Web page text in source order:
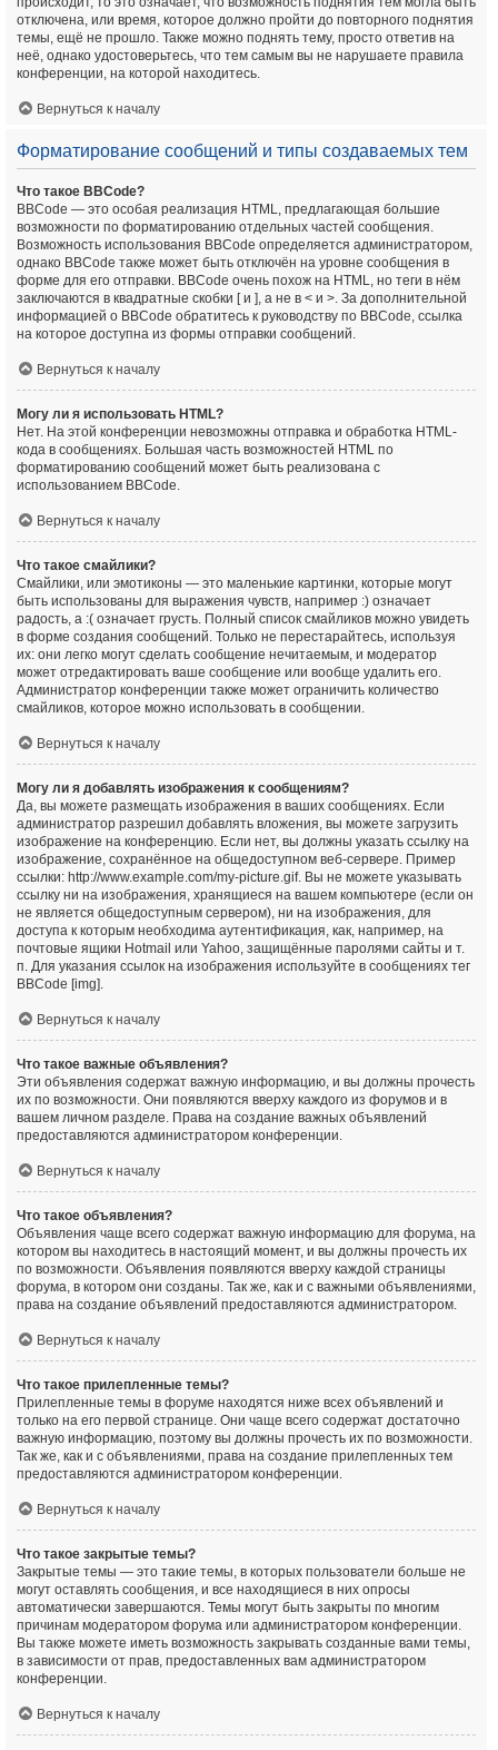
отключена, или время, которое должно пройти до повторного поднятия
темы, ещё не прошло. Также можно поднять тему, просто ответив на
неё, однако удостоверьтесь, что тем самым вы не нарушаете правила
конференции, на которой находитесь.
Вернуться к началу
Форматирование сообщений и типы создаваемых тем
Что такое BBCode?
BBCode — это особая реализация HTML, предлагающая большие
возможности по форматированию отдельных частей сообщения.
Возможность использования BBCode определяется администратором,
однако BBCode также может быть отключён на уровне сообщения в
форме для его отправки. BBCode очень похож на HTML, но теги в нём
заключаются в квадратные скобки [ и ], а не в < и >. За дополнительной
информацией о BBCode обратитесь к руководству по BBCode, ссылка
на которое доступна из формы отправки сообщений.
Вернуться к началу
Могу ли я использовать HTML?
Нет. На этой конференции невозможны отправка и обработка HTML-
кода в сообщениях. Большая часть возможностей HTML по
форматированию сообщений может быть реализована с
использованием BBCode.
Вернуться к началу
Что такое смайлики?
Смайлики, или эмотиконы — это маленькие картинки, которые могут
быть использованы для выражения чувств, например :) означает
радость, а :( означает грусть. Полный список смайликов можно увидеть
в форме создания сообщений. Только не перестарайтесь, используя
их: они легко могут сделать сообщение нечитаемым, и модератор
может отредактировать ваше сообщение или вообще удалить его.
Администратор конференции также может ограничить количество
смайликов, которое можно использовать в сообщении.
Вернуться к началу
Могу ли я добавлять изображения к сообщениям?
Да, вы можете размещать изображения в ваших сообщениях. Если
администратор разрешил добавлять вложения, вы можете загрузить
изображение на конференцию. Если нет, вы должны указать ссылку на
изображение, сохранённое на общедоступном веб-сервере. Пример
ссылки: http://www.example.com/my-picture.gif. Вы не можете указывать
ссылку ни на изображения, хранящиеся на вашем компьютере (если он
не является общедоступным сервером), ни на изображения, для
доступа к которым необходима аутентификация, как, например, на
почтовые ящики Hotmail или Yahoo, защищённые паролями сайты и т.
п. Для указания ссылок на изображения используйте в сообщениях тег
BBCode [img].
Вернуться к началу
Что такое важные объявления?
Эти объявления содержат важную информацию, и вы должны прочесть
их по возможности. Они появляются вверху каждого из форумов и в
вашем личном разделе. Права на создание важных объявлений
предоставляются администратором конференции.
Вернуться к началу
Что такое объявления?
Объявления чаще всего содержат важную информацию для форума, на
котором вы находитесь в настоящий момент, и вы должны прочесть их
по возможности. Объявления появляются вверху каждой страницы
форума, в котором они созданы. Так же, как и с важными объявлениями,
права на создание объявлений предоставляются администратором.
Вернуться к началу
Что такое прилепленные темы?
Прилепленные темы в форуме находятся ниже всех объявлений и
только на его первой странице. Они чаще всего содержат достаточно
важную информацию, поэтому вы должны прочесть их по возможности.
Так же, как и с объявлениями, права на создание прилепленных тем
предоставляются администратором конференции.
Вернуться к началу
Что такое закрытые темы?
Закрытые темы — это такие темы, в которых пользователи больше не
могут оставлять сообщения, и все находящиеся в них опросы
автоматически завершаются. Темы могут быть закрыты по многим
причинам модератором форума или администратором конференции.
Вы также можете иметь возможность закрывать созданные вами темы,
в зависимости от прав, предоставленных вам администратором
конференции.
Вернуться к началу